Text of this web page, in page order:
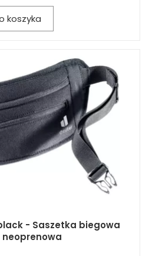
koszyka
black - Saszetka biegowa
neoprenowa